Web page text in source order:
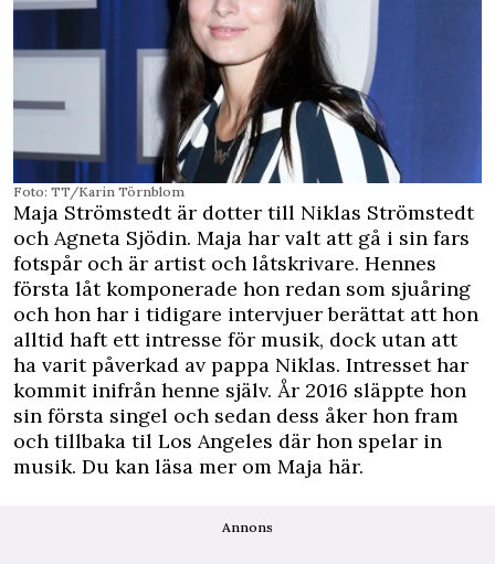
Foto: TT/Karin Törnblom
Maja Strömstedt är dotter till Niklas Strömstedt
och Agneta Sjödin. Maja har valt att gå i sin fars
fotspår och är artist och låtskrivare. Hennes
första låt komponerade hon redan som sjuåring
och hon har i tidigare intervjuer berättat att hon
alltid haft ett intresse för musik, dock utan att
ha varit påverkad av pappa Niklas. Intresset har
kommit inifrån henne själv. År 2016 släppte hon
sin första singel och sedan dess åker hon fram
och tillbaka til Los Angeles där hon spelar in
musik. Du kan läsa mer om Maja här.
Annons